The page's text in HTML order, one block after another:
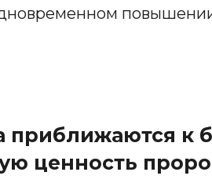
приближаются к
ценность